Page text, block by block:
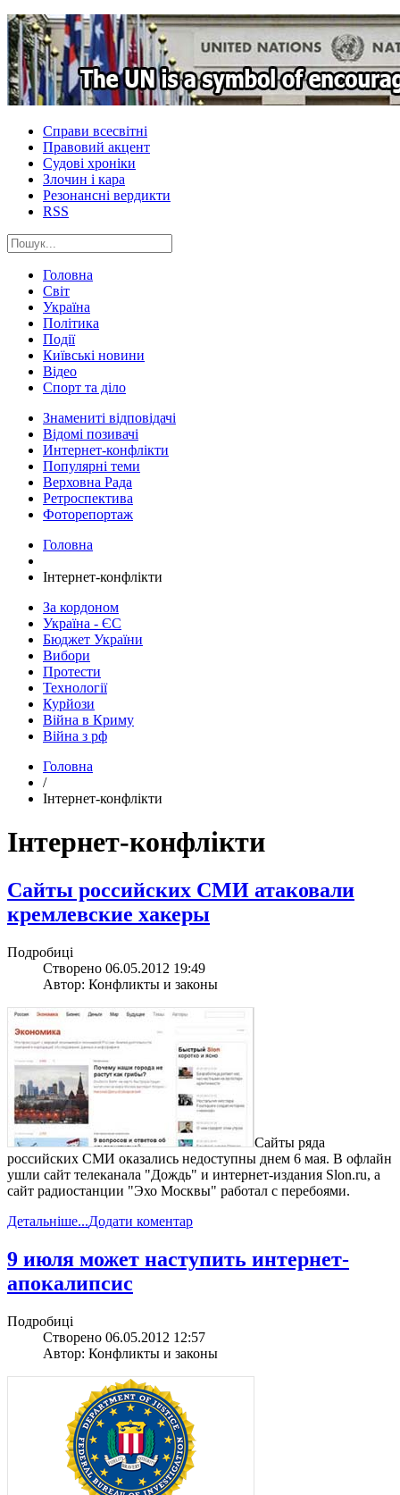
Справи всесвітні
Правовий акцент
Судові хроніки
Злочин і кара
Резонансні вердикти
RSS
Головна
Світ
Україна
Політика
Події
Київські новини
Відео
Спорт та діло
Знамениті відповідачі
Відомі позивачі
Интернет-конфлікти
Популярні теми
Верховна Рада
Ретроспектива
Фоторепортаж
Головна
Інтернет-конфлікти
За кордоном
Україна - ЄС
Бюджет України
Вибори
Протести
Технології
Курйози
Війна в Криму
Війна з рф
Головна
/
Інтернет-конфлікти
Інтернет-конфлікти
Сайты российских СМИ атаковали
кремлевские хакеры
Подробиці
Створено 06.05.2012 19:49
Автор: Конфликты и законы
Сайты ряда
российских СМИ оказались недоступны днем 6 мая. В офлайн
ушли сайт телеканала "Дождь" и интернет-издания Slon.ru, а
сайт радиостанции "Эхо Москвы" работал с перебоями.
Детальніше...Додати коментар
9 июля может наступить интернет-
апокалипсис
Подробиці
Створено 06.05.2012 12:57
Автор: Конфликты и законы